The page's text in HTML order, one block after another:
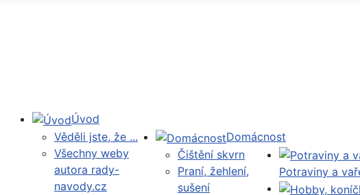
Úvod
Věděli jste, že ...
Všechny weby
autora rady-
navody.cz
Domácnost
Čištění skvrn
Praní, žehlení,
sušení
Potraviny a